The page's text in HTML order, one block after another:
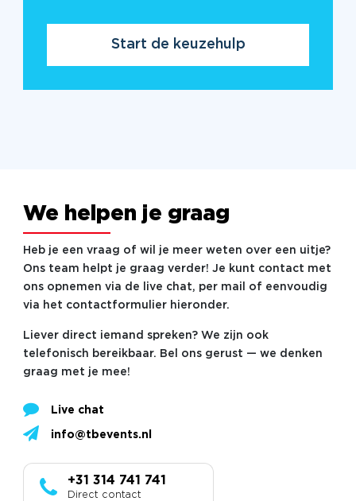
Start de keuzehulp
We helpen je graag
Heb je een vraag of wil je meer weten over een uitje?
Ons team helpt je graag verder! Je kunt contact met
ons opnemen via de live chat, per mail of eenvoudig
via het contactformulier hieronder.
Liever direct iemand spreken? We zijn ook
telefonisch bereikbaar. Bel ons gerust — we denken
graag met je mee!
Live chat
info@tbevents.nl
+31 314 741 741
Direct contact